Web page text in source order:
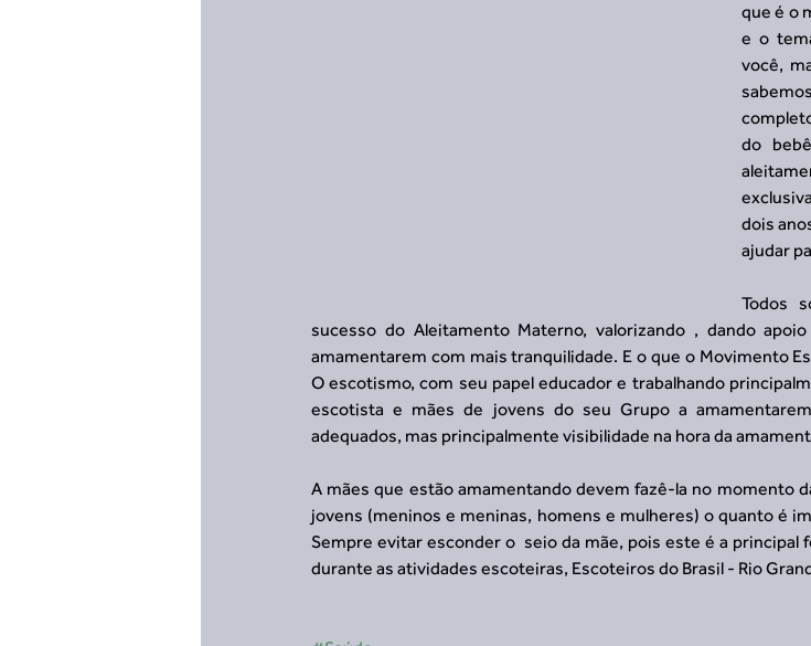
que é o
e o
você,
do
dois
ajudar
Todos
sucesso do Aleitamento Materno, valorizando , dando
amamentarem com mais tranquilidade. E o que o Movimento
O escotismo, com seu papel educador e trabalhando
escotista e mães de jovens do seu Grupo a
adequados, mas principalmente visibilidade na hora da
A mães que estão amamentando devem fazê-la no momento
jovens (meninos e meninas, homens e mulheres) o quanto é
Sempre evitar esconder o  seio da mãe, pois este é a principal
durante as atividades escoteiras, Escoteiros do Brasil - Rio